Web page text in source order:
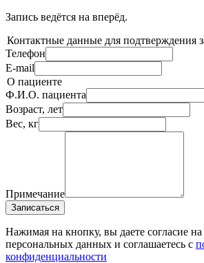
Запись ведётся на вперёд.
Контактные данные для подтверждения
Телефон
E-mail
О пациенте
Ф.И.О. пациента
Возраст, лет
Вес, кг
Примечание
Записаться
Нажимая на кнопку, вы даете согласие на
персональных данных и соглашаетесь c
конфиденциальности